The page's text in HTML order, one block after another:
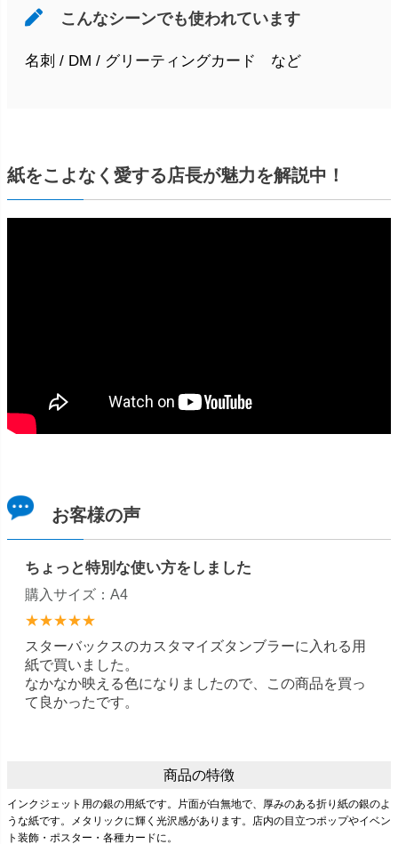
こんなシーンでも使われています
名刺 / DM / グリーティングカード など
紙をこよなく愛する店長が魅力を解説中！
お客様の声
ちょっと特別な使い方をしました
購入サイズ：A4
★★★★★
スターバックスのカスタマイズタンブラーに入れる用
紙で買いました。
なかなか映える色になりましたので、この商品を買っ
て良かったです。
商品の特徴
インクジェット用の銀の用紙です。片面が白無地で、厚みのある折り紙の銀のよ
うな紙です。メタリックに輝く光沢感があります。店内の目立つポップやイベン
ト装飾・ポスター・各種カードに。